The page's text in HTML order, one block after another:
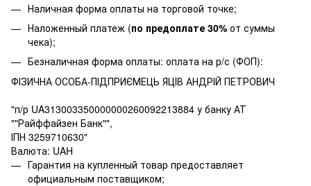
Наличная форма оплаты на торговой точке;
Наложенный платеж (по предоплате 30% от суммы
чека);
Безналичная форма оплаты: оплата на р/с (ФОП):
ФІЗИЧНА ОСОБА-ПІДПРИЄМЕЦЬ ЯЦІВ АНДРІЙ ПЕТРОВИЧ
"п/р UA313003350000000260092213884 у банку АТ
""Райффайзен Банк"",
ІПН 3259710630"
Валюта: UAH
Гарантия на купленный товар предоставляет
официальным поставщиком;